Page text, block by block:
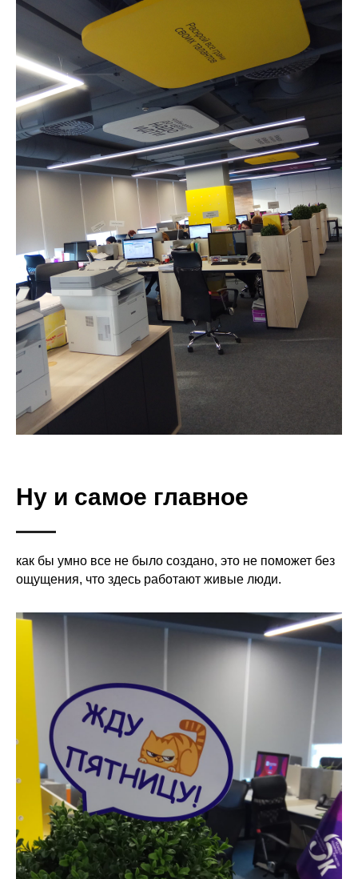
Ну и самое главное
как бы умно все не было создано, это не поможет без
ощущения, что здесь работают живые люди.